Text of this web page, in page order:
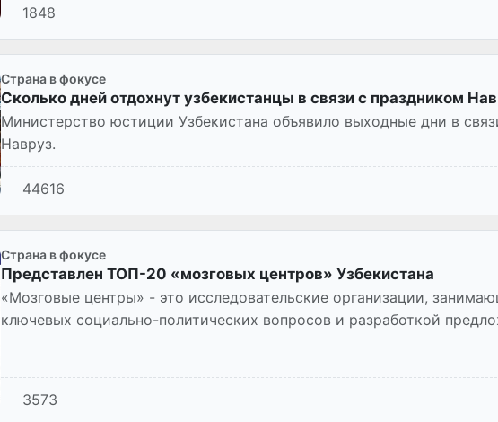
1848
Страна в фокусе
Сколько дней отдохнут узбекистанцы в связи с праздником
Министерство юстиции Узбекистана объявило выходные дни в
Навруз.
44616
Страна в фокусе
Представлен ТОП-20 «мозговых центров» Узбекистана
«Мозговые центры» - это исследовательские организации,
ключевых социально-политических вопросов и разработкой
3573